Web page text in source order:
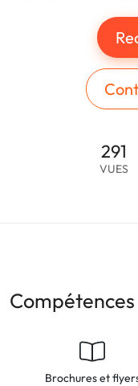
291
VUES
Brochures et